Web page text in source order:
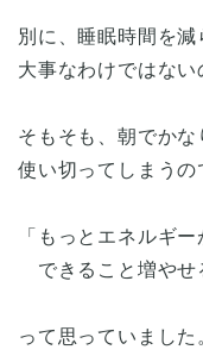
別に、睡眠時間を減
大事なわけではない
そもそも、朝でか
使い切ってしまうの
「もっとエネルギ
できること増やせ
って思っていました